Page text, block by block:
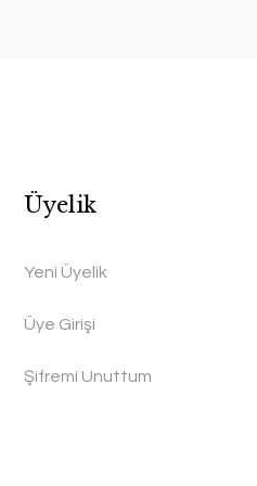
Üyelik
Yeni Üyelik
Üye Girişi
Şifremi Unuttum